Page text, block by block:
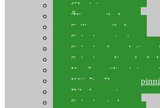
Glavinjare
Žlice za ribolov
Sajlice za ribolov
Spinning setovi
Spinning kompleti
Spinning udice,
Kopče, vrtilice i ringovi
Kliješta, škare za
Ribolov pastrve
Spinning torbe